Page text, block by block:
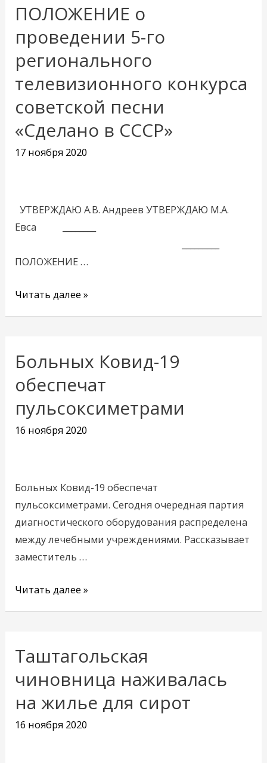
ПОЛОЖЕНИЕ о
проведении 5-го
регионального
телевизионного конкурса
советской песни
«Сделано в СССР»
17 ноября 2020
УТВЕРЖДАЮ А.В. Андреев УТВЕРЖДАЮ М.А.
Евса ________
ПОЛОЖЕНИЕ …
ПОЛОЖЕНИЕ
проведении 5-
го
регионального
конкурса
советской
песни
Читать далее »
Больных Ковид-19
обеспечат
пульсоксиметрами
16 ноября 2020
Больных Ковид-19 обеспечат
пульсоксиметрами. Сегодня очередная партия
диагностического оборудования распределена
между лечебными учреждениями. Рассказывает
заместитель …
Больных
Ковид-19
обеспечат
пульсоксиметрами
Читать далее »
Таштагольская
чиновница наживалась
на жилье для сирот
16 ноября 2020
Таштагольская
наживалась
на
жилье